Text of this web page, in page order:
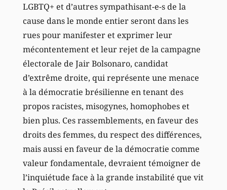
LGBTQ+ et d’autres sympathisant-e-s de la
cause dans le monde entier seront dans les
rues pour manifester et exprimer leur
mécontentement et leur rejet de la campagne
électorale de Jair Bolsonaro, candidat
d’extrême droite, qui représente une menace
à la démocratie brésilienne en tenant des
propos racistes, misogynes, homophobes et
bien plus. Ces rassemblements, en faveur des
droits des femmes, du respect des différences,
mais aussi en faveur de la démocratie comme
valeur fondamentale, devraient témoigner de
l’inquiétude face à la grande instabilité que vit